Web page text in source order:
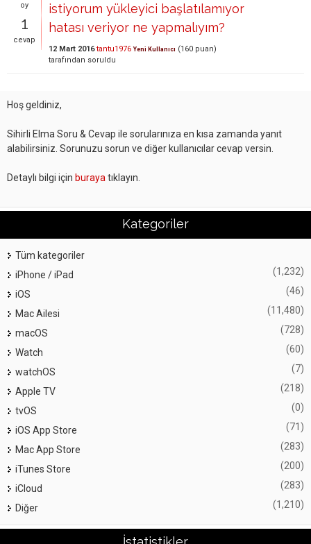
oy
1
cevap
istiyorum yükleyici başlatılamıyor
hatası veriyor ne yapmalıyım?
12 Mart 2016 tantu1976 Yeni Kullanıcı (160 puan)
tarafından soruldu
Hoş geldiniz,
Sihirli Elma Soru & Cevap ile sorularınıza en kısa zamanda yanıt
alabilirsiniz. Sorunuzu sorun ve diğer kullanıcılar cevap versin.
Detaylı bilgi için buraya tıklayın.
Kategoriler
Tüm kategoriler
iPhone / iPad
(1,232)
iOS (46)
Mac Ailesi (11,480)
macOS (728)
Watch (60)
watchOS (7)
Apple TV (218)
tvOS (0)
iOS App Store (71)
Mac App Store (283)
iTunes Store (200)
iCloud (283)
Diğer (1,210)